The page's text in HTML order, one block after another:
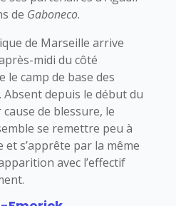
de Gaboneco.
de Marseille arrive
midi du côté
le camp de base des
Absent depuis le début du
de blessure, le
se remettre peu à
s’apprête par la même
avec l’effectif